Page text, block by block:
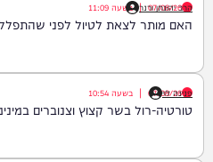
הרב יהונתן ורנר
07/08/26
| בשעה 11:09
האם מותר לצאת לטיול לפני
פנינה לוי
07/08/26
| בשעה 10:54
טורטיה-רול בשר קצוץ וצנוברים